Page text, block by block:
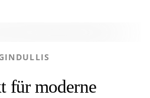
für moderne